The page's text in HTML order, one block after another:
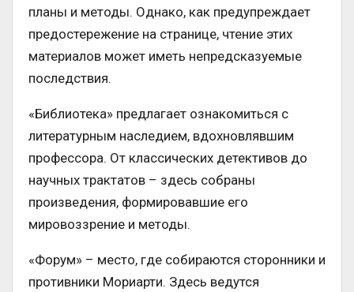
планы и методы. Однако, как предупреждает
предостережение на странице, чтение этих
материалов может иметь непредсказуемые
последствия.
«Библиотека» предлагает ознакомиться с
литературным наследием, вдохновлявшим
профессора. От классических детективов до
научных трактатов – здесь собраны
произведения, формировавшие его
мировоззрение и методы.
«Форум» – место, где собираются сторонники и
противники Мориарти. Здесь ведутся